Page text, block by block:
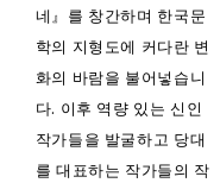
네』를 창간하며 한국문
학의 지형도에 커다란 변
화의 바람을 불어넣습니
다. 이후 역량 있는 신인
작가들을 발굴하고 당대
를 대표하는 작가들의 작